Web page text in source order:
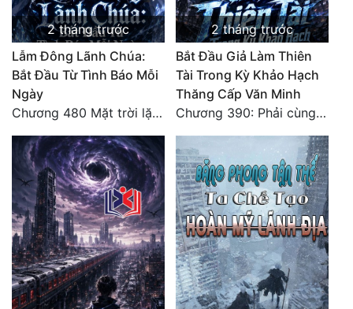
2 tháng trước
Lẫm Đông Lãnh Chúa:
Bắt Đầu Từ Tình Báo Mỗi
Ngày
Chương 480 Mặt trời lặn núi (Đại kết cục)
2 tháng trước
Bắt Đầu Giả Làm Thiên
Tài Trong Kỳ Khảo Hạch
Thăng Cấp Văn Minh
Chương 390: Phải cùng nhau gánh